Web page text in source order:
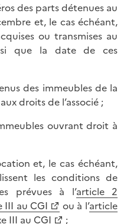
des parts détenues au
et, le cas échéant,
ou transmises au
que la date de ces
des immeubles de la
droits de l’associé ;
ouvrant droit à
et, le cas échéant,
les conditions de
prévues à l’article 2
III au CGI
ou à l’article
III au CGI
;